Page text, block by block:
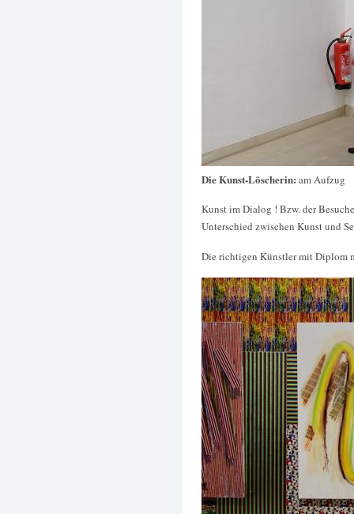
Die Kunst-Löscherin: am Aufzug
Kunst im Dialog ! Bzw. der
Unterschied zwischen Kunst und
Die richtigen Künstler mit Diplom